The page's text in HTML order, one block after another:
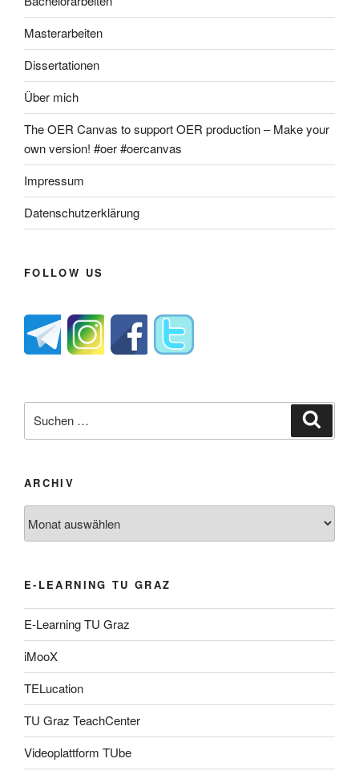
Masterarbeiten
Dissertationen
Über mich
The OER Canvas to support OER production – Make your
own version! #oer #oercanvas
Impressum
Datenschutzerklärung
FOLLOW US
nach:
ARCHIV
E-LEARNING TU GRAZ
E-Learning TU Graz
iMooX
TELucation
TU Graz TeachCenter
Videoplattform TUbe